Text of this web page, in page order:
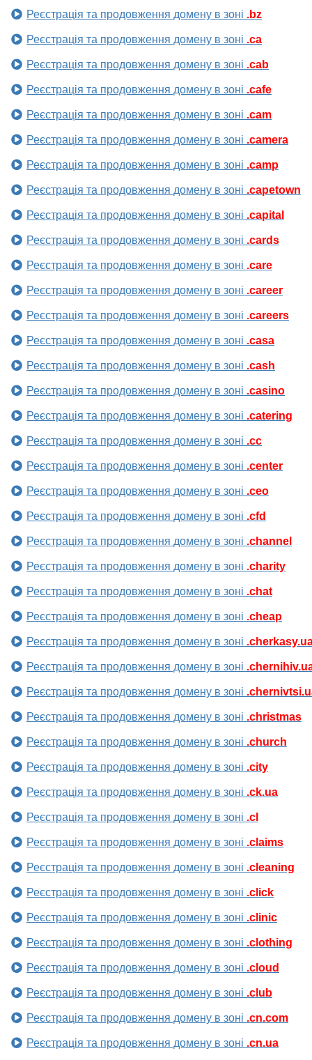
Реєстрація та продовження домену в зоні .bz
Реєстрація та продовження домену в зоні .ca
Реєстрація та продовження домену в зоні .cab
Реєстрація та продовження домену в зоні .cafe
Реєстрація та продовження домену в зоні .cam
Реєстрація та продовження домену в зоні .camera
Реєстрація та продовження домену в зоні .camp
Реєстрація та продовження домену в зоні .capetown
Реєстрація та продовження домену в зоні .capital
Реєстрація та продовження домену в зоні .cards
Реєстрація та продовження домену в зоні .care
Реєстрація та продовження домену в зоні .career
Реєстрація та продовження домену в зоні .careers
Реєстрація та продовження домену в зоні .casa
Реєстрація та продовження домену в зоні .cash
Реєстрація та продовження домену в зоні .casino
Реєстрація та продовження домену в зоні .catering
Реєстрація та продовження домену в зоні .cc
Реєстрація та продовження домену в зоні .center
Реєстрація та продовження домену в зоні .ceo
Реєстрація та продовження домену в зоні .cfd
Реєстрація та продовження домену в зоні .channel
Реєстрація та продовження домену в зоні .charity
Реєстрація та продовження домену в зоні .chat
Реєстрація та продовження домену в зоні .cheap
Реєстрація та продовження домену в зоні
Реєстрація та продовження домену в зоні
Реєстрація та продовження домену в зоні
Реєстрація та продовження домену в зоні .christmas
Реєстрація та продовження домену в зоні .church
Реєстрація та продовження домену в зоні .city
Реєстрація та продовження домену в зоні .ck.ua
Реєстрація та продовження домену в зоні .cl
Реєстрація та продовження домену в зоні .claims
Реєстрація та продовження домену в зоні .cleaning
Реєстрація та продовження домену в зоні .click
Реєстрація та продовження домену в зоні .clinic
Реєстрація та продовження домену в зоні .clothing
Реєстрація та продовження домену в зоні .cloud
Реєстрація та продовження домену в зоні .club
Реєстрація та продовження домену в зоні .cn.com
Реєстрація та продовження домену в зоні .cn.ua